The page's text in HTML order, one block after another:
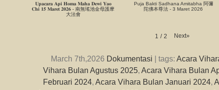
𝐔𝐩𝐚𝐜𝐚𝐫𝐚 𝐀𝐩𝐢 𝐇𝐨𝐦𝐚 𝐌𝐚𝐡𝐚 𝐃𝐞𝐰𝐢 𝐘𝐚𝐨
𝐂𝐡𝐢 𝟏𝟓 𝐌𝐚𝐫𝐞𝐭 𝟐𝟎𝟐𝟔 - 南無瑤池金母護摩
大法會
Puja Bakti Sadhana Amitabha 阿彌
陀佛本尊法 - 3 Maret 2026
1 / 2 Next»
March 7th,2026 Dokumentasi | tags: Acara
Vihara Bulan Agustus 2025, Acara Vihara Bulan
Februari 2024, Acara Vihara Bulan Januari 2024,